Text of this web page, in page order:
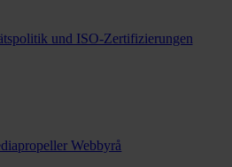
und ISO-Zertifizierungen
Webbyrå